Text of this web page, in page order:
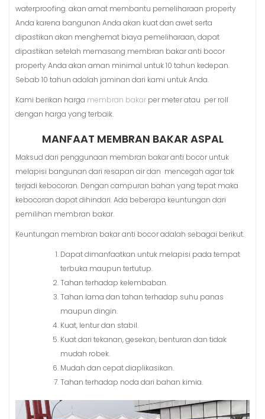
waterproofing. akan amat membantu pemeliharaan property
Anda karena bangunan Anda akan kuat dan awet serta
dipastikan akan menghemat biaya pemeliharaan, dapat
dipastikan setelah memasang membran bakar anti bocor
property Anda akan aman minimal untuk 10 tahun kedepan.
Sebab 10 tahun adalah jaminan dari kami untuk Anda.
Kami berikan harga membran bakar per meter atau per roll
dengan harga yang terbaik.
MANFAAT MEMBRAN BAKAR ASPAL
Maksud dari penggunaan membran bakar anti bocor untuk
melapisi bangunan dari resapan air dan mencegah agar tak
terjadi kebocoran. Dengan campuran bahan yang tepat maka
kebocoran dapat dihindari. Ada beberapa keuntungan dari
pemilihan membran bakar.
Keuntungan membran bakar anti bocor adalah sebagai berikut.
Dapat dimanfaatkan untuk melapisi pada tempat
terbuka maupun tertutup.
Tahan terhadap kelembaban.
Tahan lama dan tahan terhadap suhu panas
maupun dingin.
Kuat, lentur dan stabil.
Kuat dari tekanan, gesekan, benturan dan tidak
mudah robek.
Mudah dan cepat diaplikasikan.
Tahan terhadap noda dari bahan kimia.